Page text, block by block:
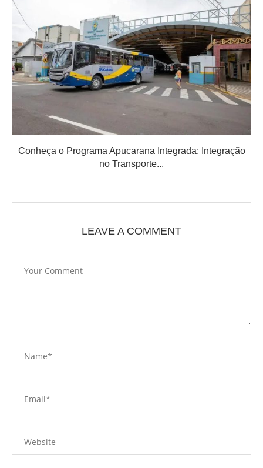
Conheça o Programa Apucarana Integrada: Integração
no Transporte...
LEAVE A COMMENT